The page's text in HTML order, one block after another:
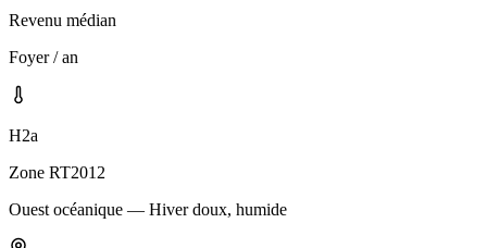
Revenu médian
Foyer / an
H2a
Zone RT2012
Ouest océanique — Hiver doux, humide